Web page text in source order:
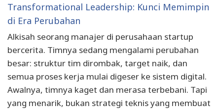
Transformational Leadership: Kunci Memimpin
di Era Perubahan
Alkisah seorang manajer di perusahaan startup
bercerita. Timnya sedang mengalami perubahan
besar: struktur tim dirombak, target naik, dan
semua proses kerja mulai digeser ke sistem digital.
Awalnya, timnya kaget dan merasa terbebani. Tapi
yang menarik, bukan strategi teknis yang membuat